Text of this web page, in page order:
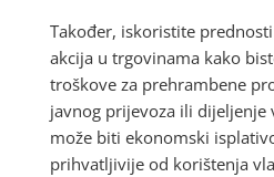
Također, iskoristite
akcija u trgovinama kako
troškove za prehrambene
javnog prijevoza ili dijeljenje
može biti ekonomski
prihvatljivije od korištenja